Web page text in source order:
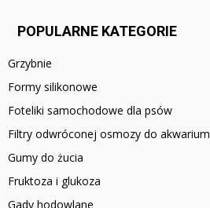
POPULARNE KATEGORIE
Grzybnie
Formy silikonowe
Foteliki samochodowe dla psów
Filtry odwróconej osmozy do akwarium
Gumy do żucia
Fruktoza i glukoza
Gady hodowlane